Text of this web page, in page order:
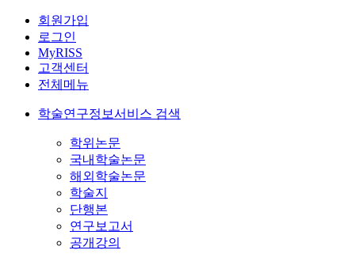
회원가입
로그인
MyRISS
고객센터
전체메뉴
학술연구정보서비스 검색
학위논문
국내학술논문
해외학술논문
학술지
단행본
연구보고서
공개강의